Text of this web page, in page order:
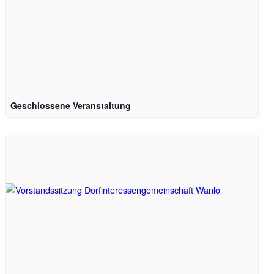
Geschlossene Veranstaltung